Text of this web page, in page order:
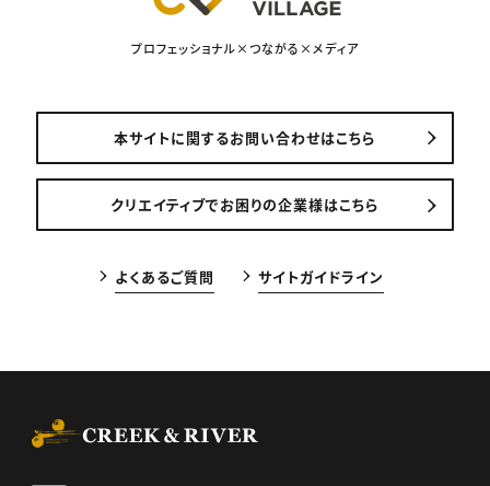
プロフェッショナル×つながる×メディア
本サイトに関するお問い合わせはこちら
クリエイティブでお困りの企業様はこちら
よくあるご質問 サイトガイドライン